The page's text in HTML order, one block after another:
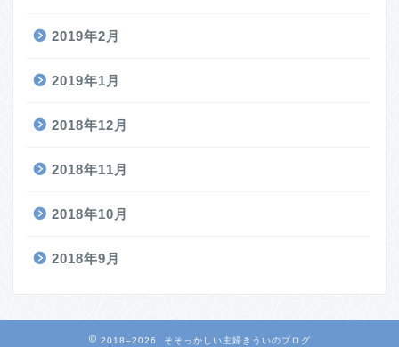
2019年2月
2019年1月
2018年12月
2018年11月
2018年10月
2018年9月
2018–2026 そそっかしい主婦きういのブログ